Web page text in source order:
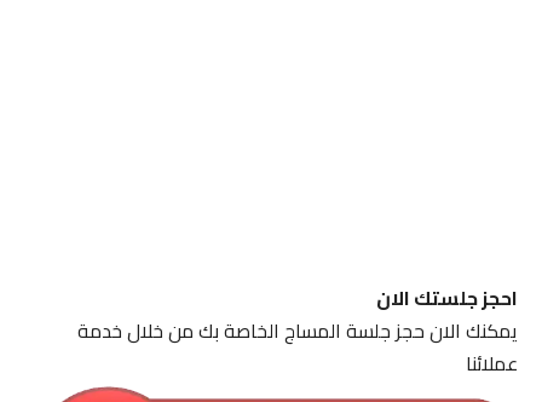
احجز جلستك الان
يمكنك الان حجز جلسة المساج الخاصة بك من خلال خدمة
عملائنا